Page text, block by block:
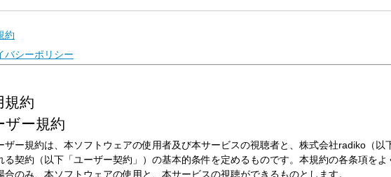
放送局
放送時間
2026年6月9日（火）17:00～17:15